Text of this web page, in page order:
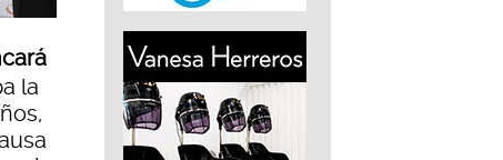
la